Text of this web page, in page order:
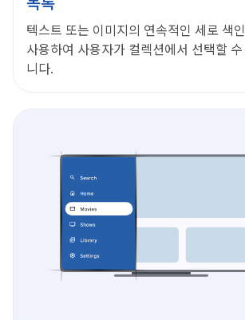
텍스트 또는 이미지의 연속적인 세로 색
사용하여 사용자가 컬렉션에서 선택할
니다.